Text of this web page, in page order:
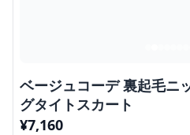
ベージュコーデ 裏起毛ニ
グタイトスカート
¥7,160